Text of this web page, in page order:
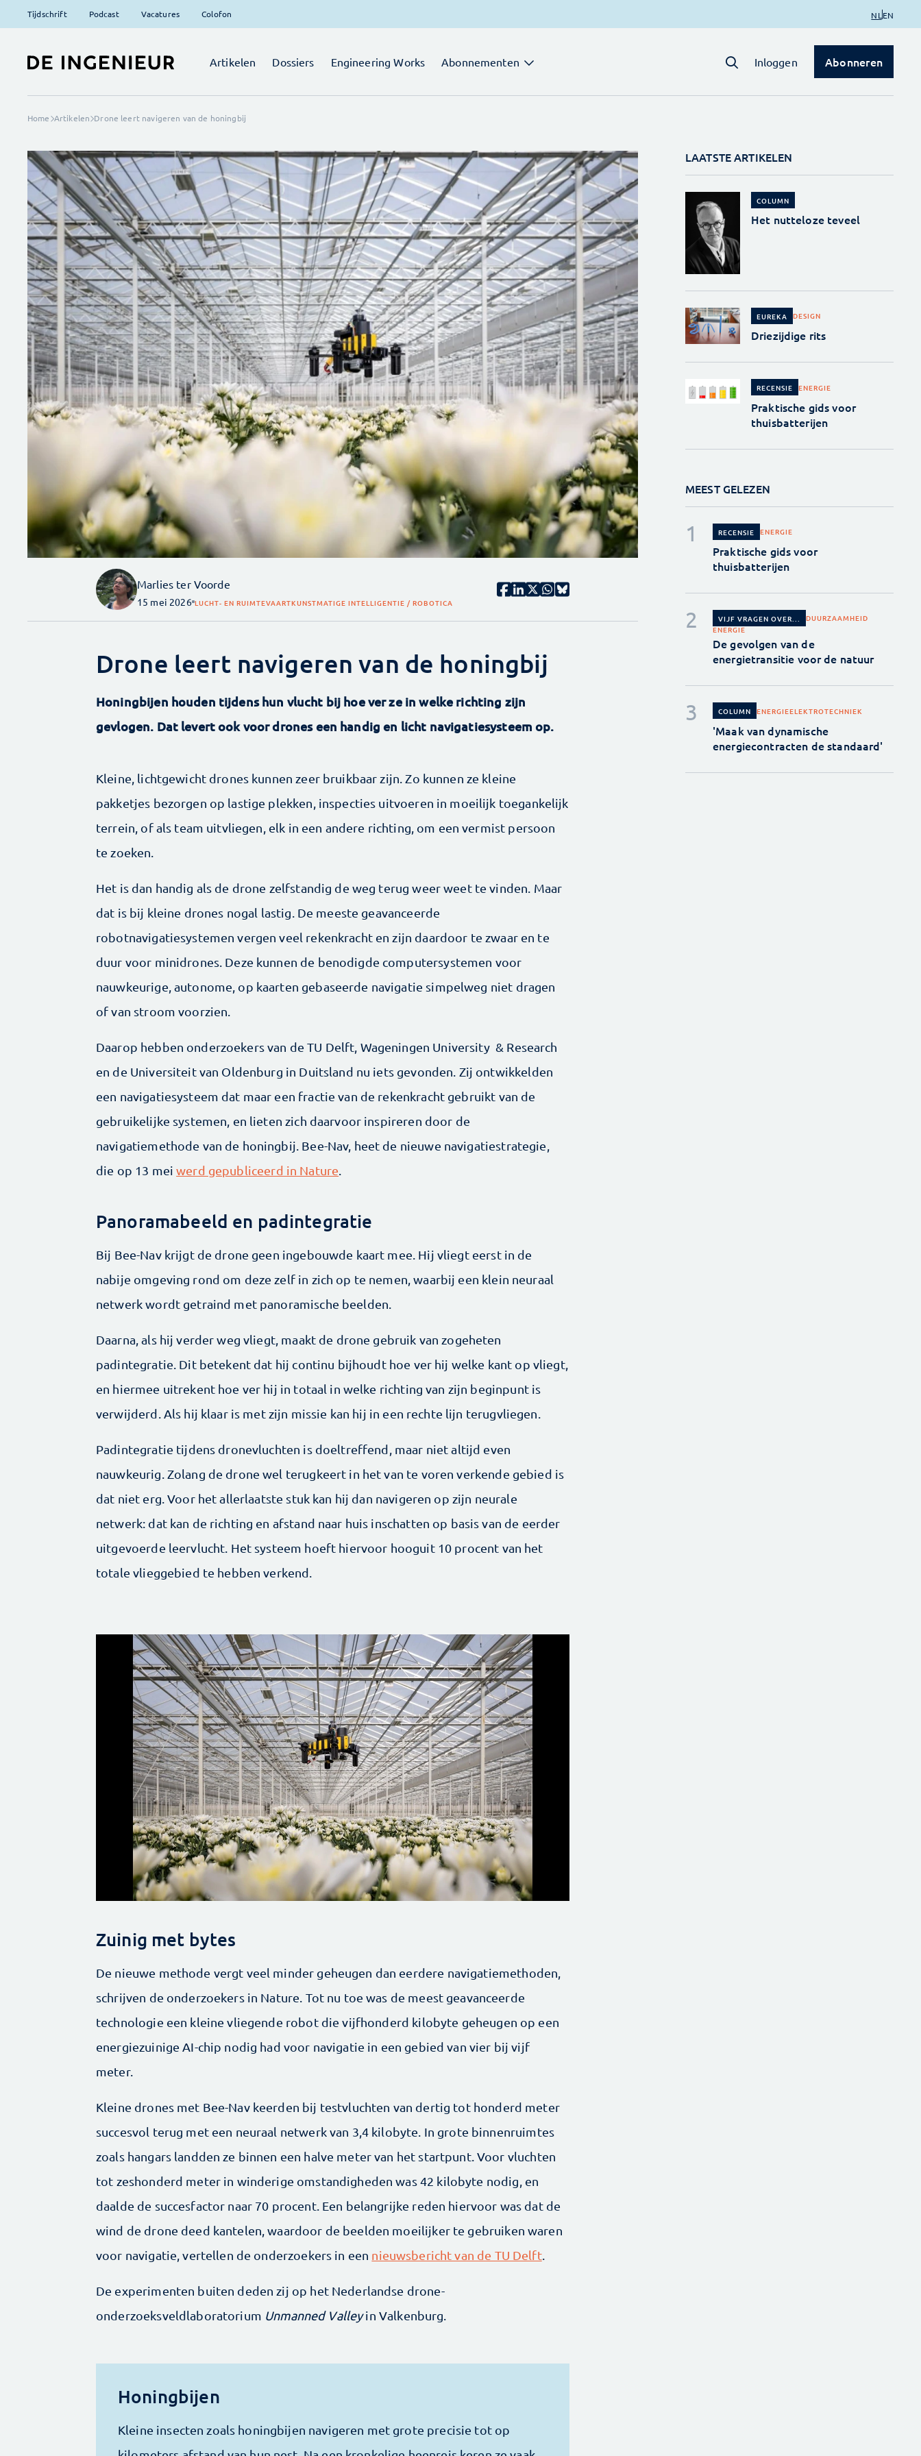
Tijdschrift Podcast Vacatures Colofon NL EN
Artikelen Dossiers Engineering Works Abonnementen Inloggen Abonneren
Home Artikelen Drone leert navigeren van de honingbij
Marlies ter Voorde
15 mei 2026 LUCHT- EN RUIMTEVAARTKUNSTMATIGE INTELLIGENTIE / ROBOTICA
Drone leert navigeren van de honingbij
Honingbijen houden tijdens hun vlucht bij hoe ver ze in welke richting zijn
gevlogen. Dat levert ook voor drones een handig en licht navigatiesysteem op.
Kleine, lichtgewicht drones kunnen zeer bruikbaar zijn. Zo kunnen ze kleine
pakketjes bezorgen op lastige plekken, inspecties uitvoeren in moeilijk toegankelijk
terrein, of als team uitvliegen, elk in een andere richting, om een vermist persoon
te zoeken.
Het is dan handig als de drone zelfstandig de weg terug weer weet te vinden. Maar
dat is bij kleine drones nogal lastig. De meeste geavanceerde
robotnavigatiesystemen vergen veel rekenkracht en zijn daardoor te zwaar en te
duur voor minidrones. Deze kunnen de benodigde computersystemen voor
nauwkeurige, autonome, op kaarten gebaseerde navigatie simpelweg niet dragen
of van stroom voorzien.
Daarop hebben onderzoekers van de TU Delft, Wageningen University & Research
en de Universiteit van Oldenburg in Duitsland nu iets gevonden. Zij ontwikkelden
een navigatiesysteem dat maar een fractie van de rekenkracht gebruikt van de
gebruikelijke systemen, en lieten zich daarvoor inspireren door de
navigatiemethode van de honingbij. Bee-Nav, heet de nieuwe navigatiestrategie,
die op 13 meiwerd gepubliceerd in Nature
Panoramabeeld en padintegratie
Bij Bee-Nav krijgt de drone geen ingebouwde kaart mee. Hij vliegt eerst in de
nabije omgeving rond om deze zelf in zich op te nemen, waarbij een klein neuraal
netwerk wordt getraind met panoramische beelden.
Daarna, als hij verder weg vliegt, maakt de drone gebruik van zogeheten
padintegratie. Dit betekent dat hij continu bijhoudt hoe ver hij welke kant op vliegt,
en hiermee uitrekent hoe ver hij in totaal in welke richting van zijn beginpunt is
verwijderd. Als hij klaar is met zijn missie kan hij in een rechte lijn terugvliegen.
Padintegratie tijdens dronevluchten is doeltreffend, maar niet altijd even
nauwkeurig. Zolang de drone wel terugkeert in het van te voren verkende gebied is
dat niet erg. Voor het allerlaatste stuk kan hij dan navigeren op zijn neurale
netwerk: dat kan de richting en afstand naar huis inschatten op basis van de eerder
uitgevoerde leervlucht. Het systeem hoeft hiervoor hooguit 10 procent van het
totale vlieggebied te hebben verkend.
Zuinig met bytes
De nieuwe methode vergt veel minder geheugen dan eerdere navigatiemethoden,
schrijven de onderzoekers in Nature. Tot nu toe was de meest geavanceerde
technologie een kleine vliegende robot die vijfhonderd kilobyte geheugen op een
energiezuinige AI-chip nodig had voor navigatie in een gebied van vier bij vijf
meter.
Kleine drones met Bee-Nav keerden bij testvluchten van dertig tot honderd meter
succesvol terug met een neuraal netwerk van 3,4 kilobyte. In grote binnenruimtes
zoals hangars landden ze binnen een halve meter van het startpunt. Voor vluchten
tot zeshonderd meter in winderige omstandigheden was 42 kilobyte nodig, en
daalde de succesfactor naar 70 procent. Een belangrijke reden hiervoor was dat de
wind de drone deed kantelen, waardoor de beelden moeilijker te gebruiken waren
voor navigatie, vertellen de onderzoekers in een nieuwsbericht van de TU Delft.
De experimenten buiten deden zij op het Nederlandse drone-
onderzoeksveldlaboratorium Unmanned Valleyin Valkenburg.
Honingbijen
Kleine insecten zoals honingbijen navigeren met grote precisie tot op
LAATSTE ARTIKELEN
COLUMN
Het nutteloze teveel
EUREKA DESIGN
Driezijdige rits
RECENSIE ENERGIE
Praktische gids voor
thuisbatterijen
MEEST GELEZEN
RECENSIE ENERGIE
Praktische gids voor
thuisbatterijen
VIJF VRAGEN OVER...
DUURZAAMHEID
ENERGIE
De gevolgen van de
energietransitie voor de natuur
COLUMN ENERGIEELEKTROTECHNIEK
'Maak van dynamische
energiecontracten de standaard'